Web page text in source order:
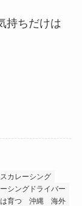
持ちだけは
カレーシング
シングドライバー
育つ 沖縄
海外